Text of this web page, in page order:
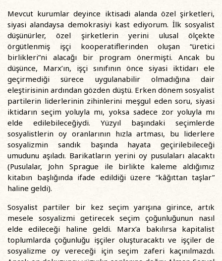
Mevcut kurumlar deyince iktisadi alanda özel şirketleri,
siyasi alandaysa demokrasiyi kast ediyorum. İlk sosyalist
düşünürler, özel şirketlerin yerini ulusal ölçekte
örgütlenmiş işçi kooperatiflerinden oluşan “üretici
birlikleri”ni alacağı bir program önermişti. Ancak bu
düşünce, Marx’ın, işçi sınıfının önce siyasi iktidarı ele
geçirmediği sürece uygulanabilir olmadığına dair
eleştirisinin ardından gözden düştü. Erken dönem sosyalist
partilerin liderlerinin zihinlerini meşgul eden soru, siyasi
iktidarın seçim yoluyla mı, yoksa sadece zor yoluyla mı
elde edilebileceğiydi. Yüzyıl başındaki seçimlerde
sosyalistlerin oy oranlarının hızla artması, bu liderlere
sosyalizmin sandık başında hayata geçirilebileceği
umudunu aşıladı. Barikatların yerini oy pusulaları alacaktı
(Pusulalar, John Sprague ile birlikte kaleme aldığımız
kitabın başlığında ifade edildiği üzere “kâğıttan taşlar”
haline geldi).
Sosyalist partiler bir kez seçim yarışına girince, artık
mesele sosyalizmi getirecek seçim çoğunluğunun nasıl
elde edileceği haline geldi. Marx’a bakılırsa kapitalist
toplumlarda çoğunluğu işçiler oluşturacaktı ve işçiler de
sosyalizme oy vereceği için seçim zaferi kaçınılmazdı.